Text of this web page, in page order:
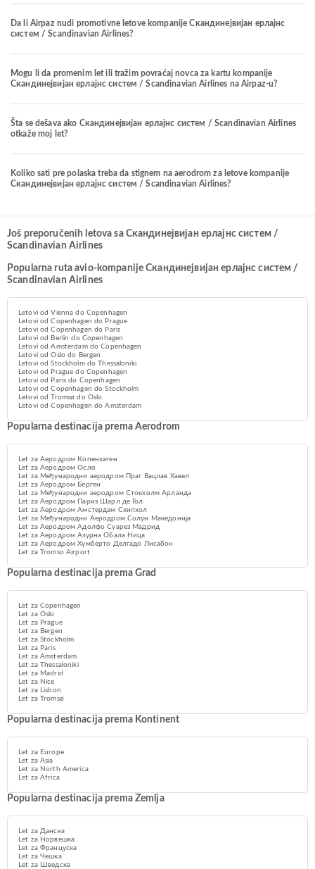
Da li Airpaz nudi promotivne letove kompanije Скандинејвијан ерлајнс
систем / Scandinavian Airlines?
Mogu li da promenim let ili tražim povraćaj novca za kartu kompanije
Скандинејвијан ерлајнс систем / Scandinavian Airlines na Airpaz-u?
Šta se dešava ako Скандинејвијан ерлајнс систем / Scandinavian Airlines
otkaže moj let?
Koliko sati pre polaska treba da stignem na aerodrom za letove kompanije
Скандинејвијан ерлајнс систем / Scandinavian Airlines?
Još preporučenih letova sa Скандинејвијан ерлајнс систем /
Scandinavian Airlines
Popularna ruta avio-kompanije Скандинејвијан ерлајнс систем /
Scandinavian Airlines
Letovi od Vienna do Copenhagen
Letovi od Copenhagen do Prague
Letovi od Copenhagen do Paris
Letovi od Berlin do Copenhagen
Letovi od Amsterdam do Copenhagen
Letovi od Oslo do Bergen
Letovi od Stockholm do Thessaloniki
Letovi od Prague do Copenhagen
Letovi od Paris do Copenhagen
Letovi od Copenhagen do Stockholm
Letovi od Tromsø do Oslo
Letovi od Copenhagen do Amsterdam
Popularna destinacija prema Aerodrom
Let za Аеродром Копенхаген
Let za Aеродром Осло
Let za Међународни аеродром Праг Вацлав Хавел
Let za Aеродром Берген
Let za Међународни аеродром Стокхолм Арланда
Let za Aеродром Париз Шарл де Гол
Let za Aеродром Амстердам Схипхол
Let za Међународни Аеродром Солун Македонија
Let za Аеродром Адолфо Суарез Мадрид
Let za Аеродром Азурна Обала Ница
Let za Aеродром Хумберто Делгадо Лисабон
Let za Tromso Airport
Popularna destinacija prema Grad
Let za Copenhagen
Let za Oslo
Let za Prague
Let za Bergen
Let za Stockholm
Let za Paris
Let za Amsterdam
Let za Thessaloniki
Let za Madrid
Let za Nice
Let za Lisbon
Let za Tromsø
Popularna destinacija prema Kontinent
Let za Europe
Let za Asia
Let za North America
Let za Africa
Popularna destinacija prema Zemlja
Let za Данска
Let za Норвешка
Let za Француска
Let za Чешка
Let za Шведска